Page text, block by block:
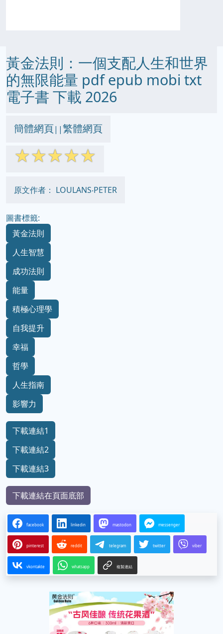
黃金法則：一個支配人生和世界
的無限能量 pdf epub mobi txt
電子書 下載 2026
簡體網頁||繁體網頁
☆☆☆☆☆
原文作者： LOULANS‧PETER
圖書標籤:
黃金法則
人生智慧
成功法則
能量
積極心理學
自我提升
幸福
哲學
人生指南
影響力
下載連結1
下載連結2
下載連結3
下載連結在頁面底部
facebook linkedin mastodon messenger
pinterest reddit telegram twitter viber
vkontakte whatsapp 複製連結